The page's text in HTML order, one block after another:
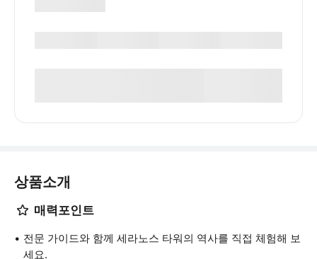
상품소개
매력포인트
전문 가이드와 함께 세라노스 타워의 역사를 직접 체험해 보
세요.